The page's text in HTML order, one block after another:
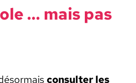
… mais pas
con­sul­ter les